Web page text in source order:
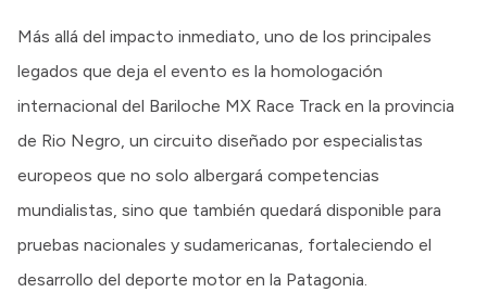
Más allá del impacto inmediato, uno de los principales
legados que deja el evento es la homologación
internacional del Bariloche MX Race Track en la provincia
de Rio Negro, un circuito diseñado por especialistas
europeos que no solo albergará competencias
mundialistas, sino que también quedará disponible para
pruebas nacionales y sudamericanas, fortaleciendo el
desarrollo del deporte motor en la Patagonia.